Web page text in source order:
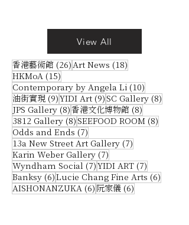
藝術 】 印象派大師園林真跡登陸香港 香港藝
哥藝術博物館、法國凡爾賽宮合共106件套精
選畫作和文物，以造園、遊園、賞園為軸，
漫遊克勞德·莫奈、張大千及文徵明等文藝大
師筆下的浪漫庭園 ，領略多元萬象的園林美
學及背後的文化意涵。 日期｜2026.4.24 -
7.29 主辦｜康樂及文化事務署、故宮博物
院、芝加哥藝術博物館 場地｜香港藝術館 地
址｜尖沙咀 梳士巴利道 10號 門票｜免費入場
2. 藝術展覽【 李昢：一九九八年至今的創作 】
藝術先鋒揭示科技與權力關係 M+博物館現正
展出「 李昢：一九九八年至今的創作 」。 被譽
View All
香港藝術館 (26) 26 篇文章
Art News (18)
HKMoA (15)
Contemporary by Angela Li (10)
油街實現 (9) 9 篇文章
YIDI Art (9) 9 篇文章
SC Gallery (8)
JPS Gallery (8) 8 篇文章
香港文化博物館 (8)
3812 Gallery (8) 8 篇文章
SEEFOOD ROOM (8)
Odds and Ends (7)
13a New Street Art Gallery (7)
Karin Weber Gallery (7)
Wyndham Social
(7) 7 篇文章
YIDI ART (7)
Banksy (6) 6 篇文章
Lucie Chang Fine Arts (6)
AISHONANZUKA (6) 6 篇文章
阮家儀 (6)